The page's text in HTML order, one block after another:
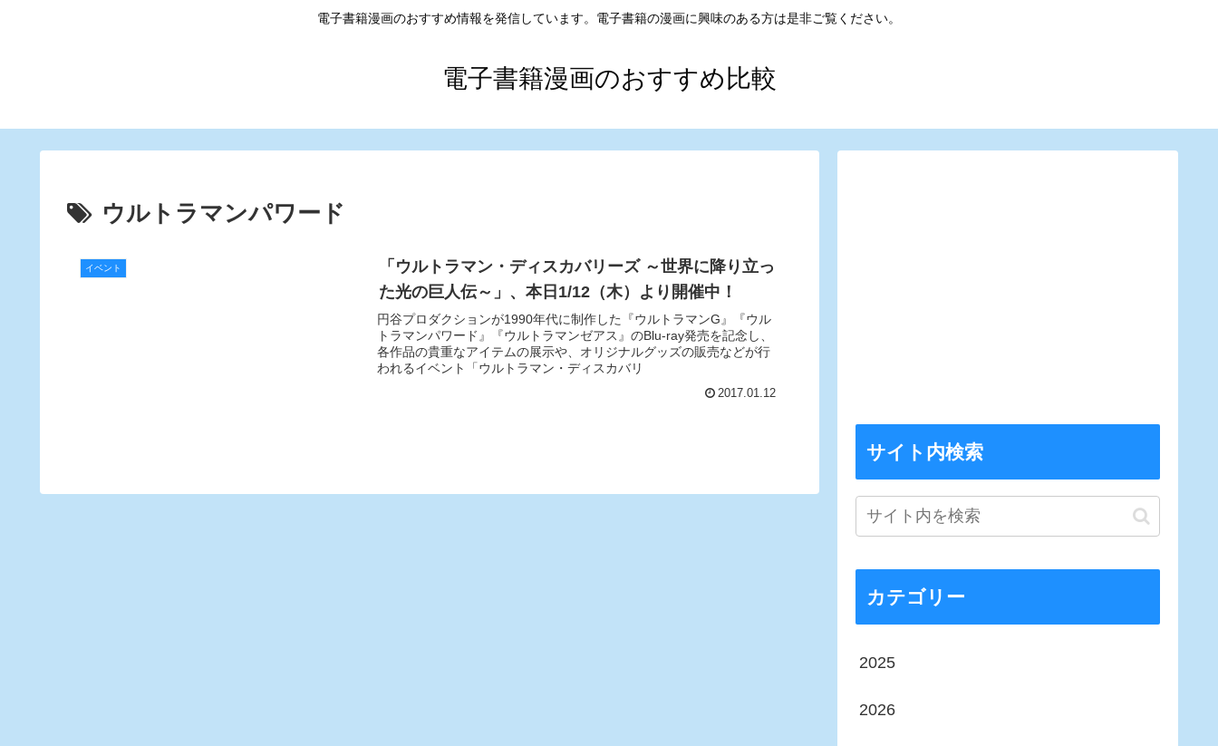
電子書籍漫画のおすすめ情報を発信しています。電子書籍の漫画に興味のある方は是非ご覧ください。
電子書籍漫画のおすすめ比較
ウルトラマンパワード
イベント
「ウルトラマン・ディスカバリーズ ～世界に降り立っ
た光の巨人伝～」、本日1/12（木）より開催中！
円谷プロダクションが1990年代に制作した『ウルトラマンG』『ウル
トラマンパワード』『ウルトラマンゼアス』のBlu-ray発売を記念し、
各作品の貴重なアイテムの展示や、オリジナルグッズの販売などが行
われるイベント「ウルトラマン・ディスカバリ
2017.01.12
サイト内検索
カテゴリー
2025
2026